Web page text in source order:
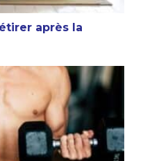
après la
la croissance ?